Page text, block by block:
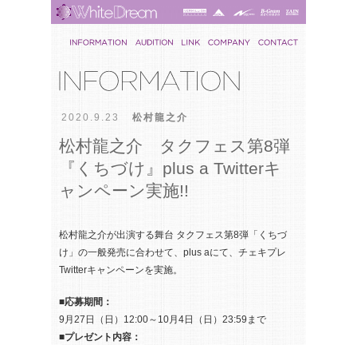
2020.9.23 松村龍之介
松村龍之介 タクフェス第8弾
『くちづけ』plus a Twitterキ
ャンペーン実施!!
松村龍之介が出演する舞台 タクフェス第8弾「くちづ
け」の一般発売に合わせて、plus aにて、チェキプレ
Twitterキャンペーンを実施。
■応募期間：
9月27日（日）12:00～10月4日（日）23:59まで
■プレゼント内容：